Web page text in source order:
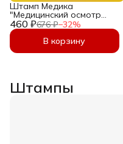
460 ₽676 ₽−32%
Штамп Медика
"Медицинский осмотр
прошел, к рейсу
допущен" с датой, с
подписью, для путевых
листов, печать
В корзину
Штампы